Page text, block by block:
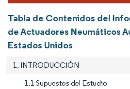
Tabla de Contenidos del
de Actuadores Neumáticos
Estados Unidos
1. INTRODUCCIÓN
1.1 Supuestos del Estudio